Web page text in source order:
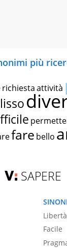
più
richiestaattività
fare bello
SAPERE
Libertà
Facile